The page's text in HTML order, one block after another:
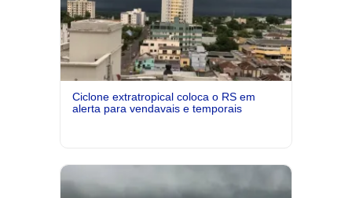
Ciclone extratropical coloca o RS em
alerta para vendavais e temporais